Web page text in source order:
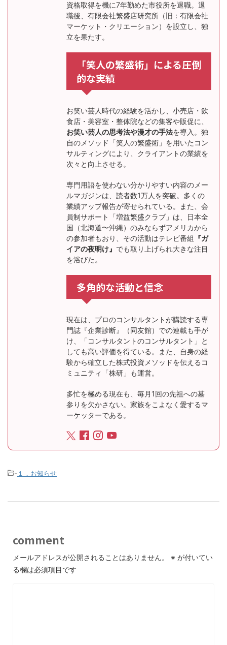
資格取得を機に7年勤めた市役所を退職。退
職後、有限会社繁盛店研究所（旧：有限会社
マーケット・クリエーション）を設立し、独
立を果たす。
「笑人の繁盛術」による圧倒
的な実績
お笑い芸人時代の経験を活かし、小売店・飲
食店・美容室・整体院などの集客や販促に、
お笑い芸人の思考法や漫才の手法を導入。独
自のメソッド「笑人の繁盛術」を用いたコン
サルティングにより、クライアントの業績を
次々と向上させる。
専門用語を使わない分かりやすい内容のメー
ルマガジンは、読者数1万人を突破。多くの
業績アップ報告が寄せられている。また、会
員制サポート「増益繁盛クラブ」は、日本全
国（北海道〜沖縄）のみならずアメリカから
の参加者もおり、その活動はテレビ番組 『ガ
イアの夜明け』 でも取り上げられ大きな注目
を浴びた。
多角的な活動と信念
現在は、プロのコンサルタントが購読する専
門誌『企業診断』（同友館）での連載も手が
け、「コンサルタントのコンサルタント」と
しても高い評価を得ている。また、自身の経
験から確立した株式投資メソッドを伝えるコ
ミュニティ「株研」も運営。
多忙を極める現在も、毎月1回の先祖への墓
参りを欠かさない。家族をこよなく愛するマ
ーケッターである。
- １．お知らせ
comment
メールアドレスが公開されることはありません。 ※ が付いてい
る欄は必須項目です